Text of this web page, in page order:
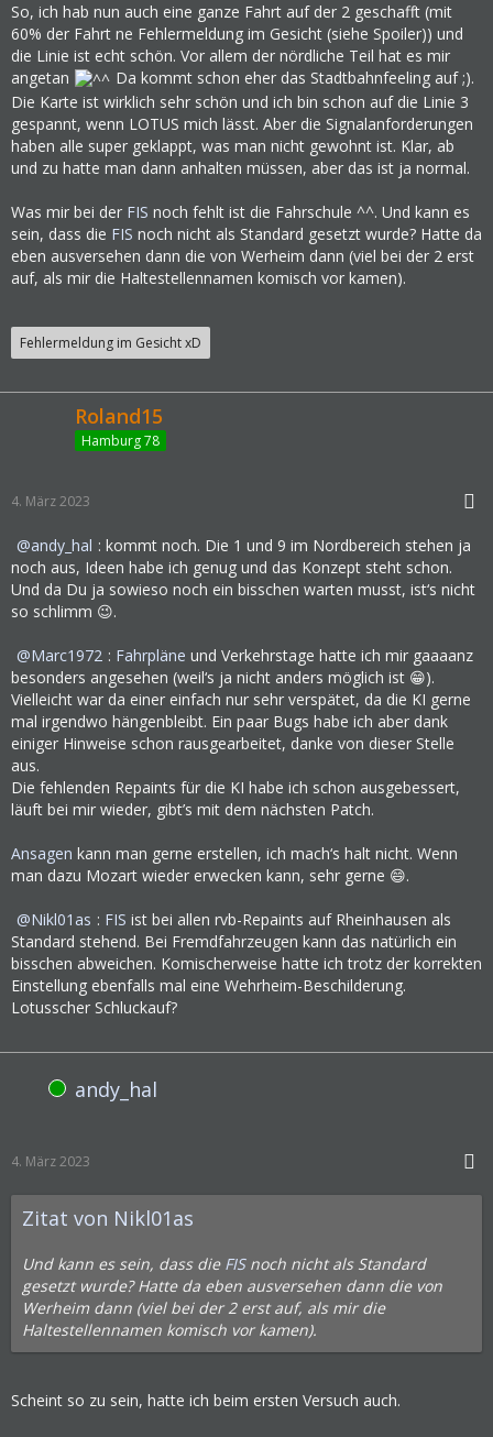
So, ich hab nun auch eine ganze Fahrt auf der 2 geschafft (mit
60% der Fahrt ne Fehlermeldung im Gesicht (siehe Spoiler)) und
die Linie ist echt schön. Vor allem der nördliche Teil hat es mir
angetan
Da kommt schon eher das Stadtbahnfeeling auf ;).
Die Karte ist wirklich sehr schön und ich bin schon auf die Linie 3
gespannt, wenn LOTUS mich lässt. Aber die Signalanforderungen
haben alle super geklappt, was man nicht gewohnt ist. Klar, ab
und zu hatte man dann anhalten müssen, aber das ist ja normal.
Was mir bei der FIS noch fehlt ist die Fahrschule ^^. Und kann es
sein, dass die FIS noch nicht als Standard gesetzt wurde? Hatte da
eben ausversehen dann die von Werheim dann (viel bei der 2 erst
auf, als mir die Haltestellennamen komisch vor kamen).
Fehlermeldung im Gesicht xD
Roland15
Hamburg 78
4. März 2023
andy_hal : kommt noch. Die 1 und 9 im Nordbereich stehen ja
noch aus, Ideen habe ich genug und das Konzept steht schon.
Und da Du ja sowieso noch ein bisschen warten musst, ist‘s nicht
so schlimm 😉.
Marc1972 : Fahrpläne und Verkehrstage hatte ich mir gaaaanz
besonders angesehen (weil‘s ja nicht anders möglich ist 😁).
Vielleicht war da einer einfach nur sehr verspätet, da die KI gerne
mal irgendwo hängenbleibt. Ein paar Bugs habe ich aber dank
einiger Hinweise schon rausgearbeitet, danke von dieser Stelle
aus.
Die fehlenden Repaints für die KI habe ich schon ausgebessert,
läuft bei mir wieder, gibt’s mit dem nächsten Patch.
Ansagen kann man gerne erstellen, ich mach‘s halt nicht. Wenn
man dazu Mozart wieder erwecken kann, sehr gerne 😄.
Nikl01as : FIS ist bei allen rvb-Repaints auf Rheinhausen als
Standard stehend. Bei Fremdfahrzeugen kann das natürlich ein
bisschen abweichen. Komischerweise hatte ich trotz der korrekten
Einstellung ebenfalls mal eine Wehrheim-Beschilderung.
Lotusscher Schluckauf?
Online andy_hal
4. März 2023
Zitat von Nikl01as
Und kann es sein, dass die FISnoch nicht als Standard
gesetzt wurde? Hatte da eben ausversehen dann die von
Werheim dann (viel bei der 2 erst auf, als mir die
Haltestellennamen komisch vor kamen).
Scheint so zu sein, hatte ich beim ersten Versuch auch.